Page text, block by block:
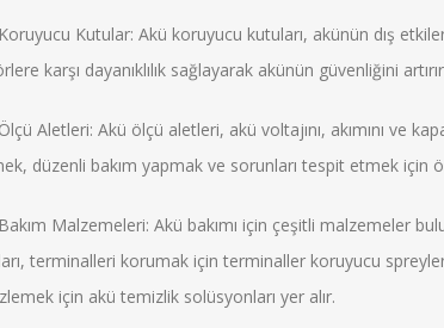
Kutular: Akü koruyucu kutuları, akünün dış
karşı dayanıklılık sağlayarak akünün güvenliğini
Aletleri: Akü ölçü aletleri, akü voltajını, akımını ve
düzenli bakım yapmak ve sorunları tespit etmek için
Malzemeleri: Akü bakımı için çeşitli malzemeler
terminalleri korumak için terminaller koruyucu
için akü temizlik solüsyonları yer alır.